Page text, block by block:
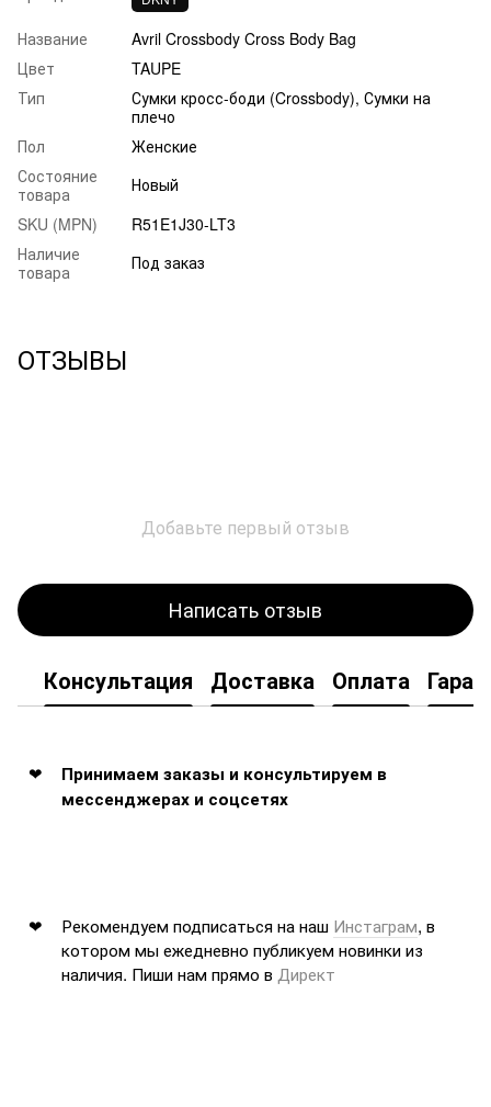
Название
Avril Crossbody Cross Body Bag
Цвет
TAUPE
Тип
Сумки кросс-боди (Crossbody), Сумки на
плечо
Пол
Женские
Состояние
товара
Новый
SKU (MPN)
R51E1J30-LT3
Наличие
товара
Под заказ
ОТЗЫВЫ
Добавьте первый отзыв
Написать отзыв
Консультация Доставка Оплата
Принимаем заказы и консультируем в
мессенджерах и соцсетях
Рекомендуем подписаться на наш Инстаграм, в
котором мы ежедневно публикуем новинки из
наличия. Пиши нам прямо в Директ